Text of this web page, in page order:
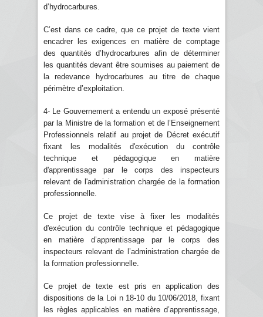
d’hydrocarbures.
C’est dans ce cadre, que ce projet de texte vient
encadrer les exigences en matière de comptage
des quantités d’hydrocarbures afin de déterminer
les quantités devant être soumises au paiement de
la redevance hydrocarbures au titre de chaque
périmètre d’exploitation.
4- Le Gouvernement a entendu un exposé présenté
par la Ministre de la formation et de l’Enseignement
Professionnels relatif au projet de Décret exécutif
fixant les modalités d'exécution du contrôle
technique et pédagogique en matière
d'apprentissage par le corps des inspecteurs
relevant de l'administration chargée de la formation
professionnelle.
Ce projet de texte vise à fixer les modalités
d'exécution du contrôle technique et pédagogique
en matière d’apprentissage par le corps des
inspecteurs relevant de l’administration chargée de
la formation professionnelle.
Ce projet de texte est pris en application des
dispositions de la Loi n 18-10 du 10/06/2018, fixant
les règles applicables en matière d’apprentissage,